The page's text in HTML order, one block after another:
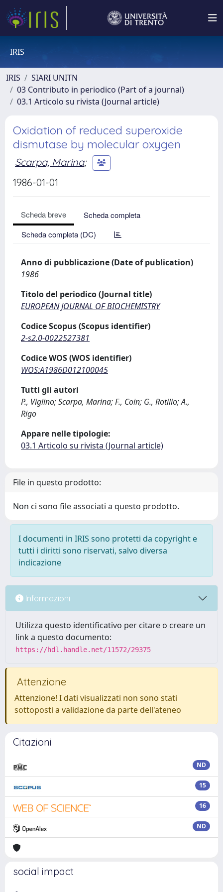
IRIS
IRIS
SIARI UNITN
03 Contributo in periodico (Part of a journal)
03.1 Articolo su rivista (Journal article)
Oxidation of reduced superoxide
dismutase by molecular oxygen
Scarpa, Marina;
1986-01-01
Scheda breve
Scheda completa
Scheda completa (DC)
Anno di pubblicazione (Date of publication)
1986
Titolo del periodico (Journal title)
EUROPEAN JOURNAL OF BIOCHEMISTRY
Codice Scopus (Scopus identifier)
2-s2.0-0022527381
Codice WOS (WOS identifier)
WOS:A1986D012100045
Tutti gli autori
P., Viglino; Scarpa, Marina; F., Coin; G., Rotilio; A.,
Rigo
Appare nelle tipologie:
03.1 Articolo su rivista (Journal article)
File in questo prodotto:
Non ci sono file associati a questo prodotto.
I documenti in IRIS sono protetti da copyright e
tutti i diritti sono riservati, salvo diversa
indicazione
Informazioni
Utilizza questo identificativo per citare o creare un
link a questo documento:
https://hdl.handle.net/11572/29375
Attenzione
Attenzione! I dati visualizzati non sono stati
sottoposti a validazione da parte dell'ateneo
Citazioni
ND
15
16
ND
social impact